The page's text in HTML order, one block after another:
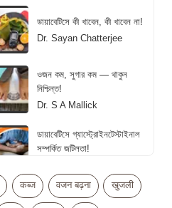
ডায়াবেটিসে কী খাবেন, কী খাবেন না!
Dr. Sayan Chatterjee
ওজন কম, সুগার কম — থাকুন
নিশ্চিন্ত!
Dr. S A Mallick
ডায়াবেটিসে গ্যাস্ট্রোইনটেস্টাইনাল
সম্পর্কিত জটিলতা!
डायबिटीज में इंसुलिन लेना कब
कब्ज वजन बढ़ना खुजली